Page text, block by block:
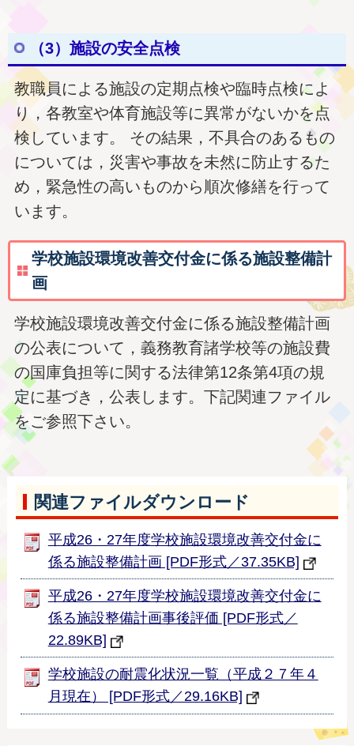
（3）施設の安全点検
教職員による施設の定期点検や臨時点検によ
り，各教室や体育施設等に異常がないかを点
検しています。 その結果，不具合のあるもの
については，災害や事故を未然に防止するた
め，緊急性の高いものから順次修繕を行って
います。
学校施設環境改善交付金に係る施設整備計
画
学校施設環境改善交付金に係る施設整備計画
の公表について，義務教育諸学校等の施設費
の国庫負担等に関する法律第12条第4項の規
定に基づき，公表します。下記関連ファイル
をご参照下さい。
関連ファイルダウンロード
平成26・27年度学校施設環境改善交付金に
係る施設整備計画 [PDF形式／37.35KB]
平成26・27年度学校施設環境改善交付金に
係る施設整備計画事後評価 [PDF形式／
22.89KB]
学校施設の耐震化状況一覧（平成２７年４
月現在） [PDF形式／29.16KB]